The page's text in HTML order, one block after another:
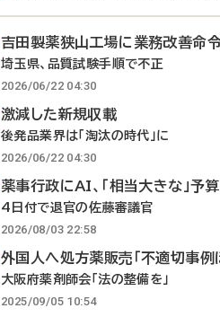
吉田製薬狭山工場に業務改善命
埼玉県、品質試験手順で不正
2026/06/22 04:30
激減した新規収載
後発品業界は「淘汰の時代」に
2026/06/22 04:30
薬事行政にAI、「相当大きな」予
4日付で退官の佐藤審議官
2026/08/03 22:58
外国人へ処方薬販売「不適切事例
大阪府薬剤師会「法の整備を」
2025/09/05 10:54